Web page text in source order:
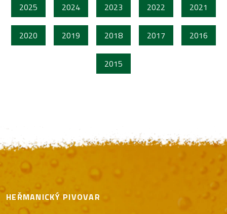
2025 2024 2023 2022 2021
2020 2019 2018 2017 2016
2015
HEŘMANICKÝ PIVOVAR